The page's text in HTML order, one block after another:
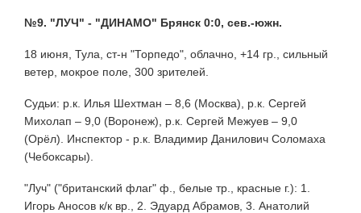
№9. "ЛУЧ" - "ДИНАМО" Брянск 0:0, сев.-южн.
18 июня, Тула, ст-н "Торпедо", облачно, +14 гр., сильный
ветер, мокрое поле, 300 зрителей.
Судьи: р.к. Илья Шехтман – 8,6 (Москва), р.к. Сергей
Михолап – 9,0 (Воронеж), р.к. Сергей Межуев – 9,0
(Орёл). Инспектор - р.к. Владимир Данилович Соломаха
(Чебоксары).
"Луч" ("британский флаг" ф., белые тр., красные г.): 1.
Игорь Аносов к/к вр., 2. Эдуард Абрамов, 3. Анатолий